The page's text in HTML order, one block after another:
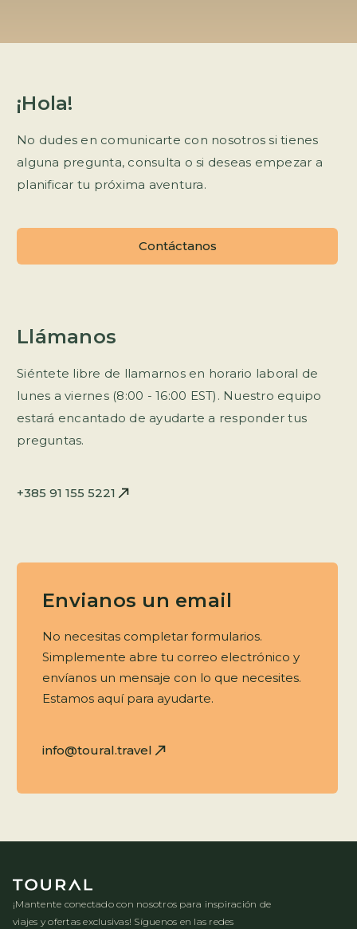
¡Hola!
No dudes en comunicarte con nosotros si tienes
alguna pregunta, consulta o si deseas empezar a
planificar tu próxima aventura.
Contáctanos
Llámanos
Siéntete libre de llamarnos en horario laboral de
lunes a viernes (8:00 - 16:00 EST). Nuestro equipo
estará encantado de ayudarte a responder tus
preguntas.
+385 91 155 5221
Envianos un email
No necesitas completar formularios.
Simplemente abre tu correo electrónico y
envíanos un mensaje con lo que necesites.
Estamos aquí para ayudarte.
info@toural.travel
¡Mantente conectado con nosotros para inspiración de
viajes y ofertas exclusivas! Síguenos en las redes